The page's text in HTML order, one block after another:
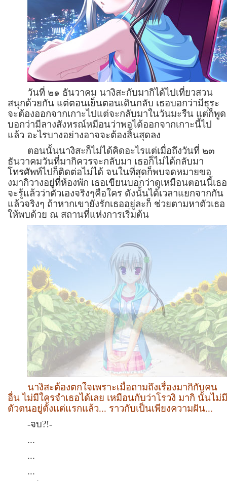
วันที่ ๒๑ ธันวาคม นางิสะกับมากิได้ไปเที่ยวสวน
สนุกด้วยกัน แต่ตอนเย็นตอนเดินกลับ เธอบอกว่ามีธุระ
จะต้องออกจากเกาะไปแต่จะกลับมาในวันมะรืน แต่ก็พูด
บอกว่ามีลางสังหรณ์หมือนว่าพอได้ออกจากเกาะนี้ไป
แล้ว อะไรบางอย่างอาจจะต้องสิ้นสุดลง
ตอนนั้นนางิสะก็ไม่ได้คิดอะไรแต่เมื่อถึงวันที่ ๒๓
ธันวาคมวันที่มากิควรจะกลับมา เธอก็ไม่ได้กลับมา
โทรศัพท์ไปก็ติดต่อไม่ได้ จนในที่สุดก็พบจดหมายขอ
งมากิวางอยู่ที่ห้องพัก เธอเขียนบอกว่าดูเหมือนตอนนี้เธอ
จะรู้แล้วว่าตัวเองจริงๆคือใคร ดังนั้นได้เวลาแยกจากกัน
แล้วจริงๆ ถ้าหากเขายังรักเธออยู่ละก็ ช่วยตามหาตัวเธอ
ให้พบด้วย ณ สถานที่แห่งการเริ่มต้น
นางิสะต้องตกใจเพราะเมื่อถามถึงเรื่องมากิกับคน
อื่น ไม่มีใครจำเธอได้เลย เหมือนกับว่าโรวงิ มากิ นั้นไม่
ตัวตนอยู่ตั้งแต่แรกแล้ว... ราวกับเป็นเพียงความฝัน...
-จบ?!-
...
...
...